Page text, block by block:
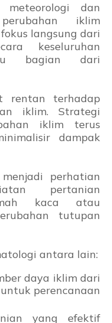
dan
iklim
langsung dari
keseluruhan
bagian dari
rentan terhadap
iklim. Strategi
iklim terus
dampak
perhatian
pertanian
kaca atau
tutupan
antara lain:
daya iklim dari
perencanaan
yang efektif